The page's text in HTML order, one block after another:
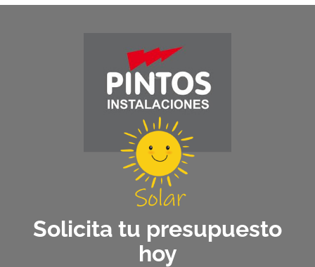
Solicita tu presupuesto
hoy